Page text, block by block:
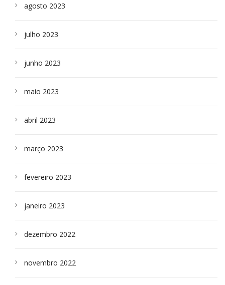
agosto 2023
julho 2023
junho 2023
maio 2023
abril 2023
março 2023
fevereiro 2023
janeiro 2023
dezembro 2022
novembro 2022